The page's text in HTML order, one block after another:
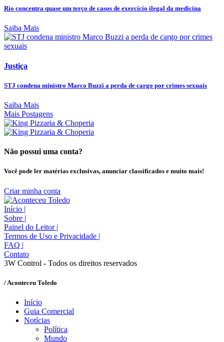
Rio concentra quase um terço de casos de exercício ilegal da medicina
Saiba Mais
Justiça
STJ condena ministro Marco Buzzi a perda de cargo por crimes sexuais
Saiba Mais
Mais Postagens
Não possui uma conta?
Você pode ler matérias exclusivas, anunciar classificados e muito mais!
Criar minha conta
Início |
Sobre |
Painel do Leitor |
Termos de Uso e Privacidade |
FAQ |
Contato
3W Control - Todos os direitos reservados
/ Aconteceu Toledo
Início
Guia Comercial
Notícias
Política
Mundo